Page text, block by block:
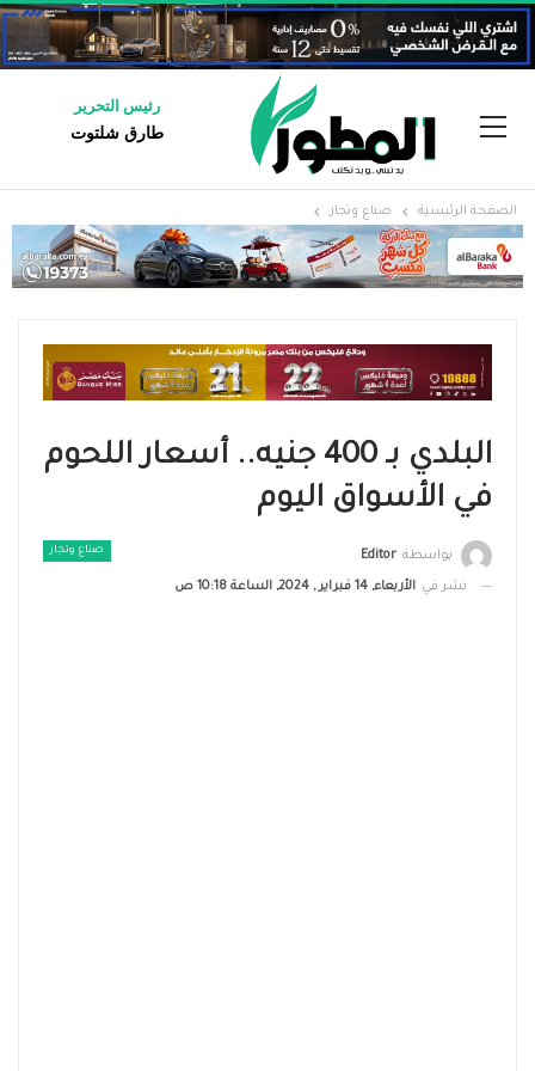
رئيس التحرير
طارق شلتوت
الصفحة الرئيسية صناع وتجار
البلدي بـ 400 جنيه.. أسعار اللحوم
في الأسواق اليوم
صناع وتجار بواسطة Editor
نشر في الأربعاء, 14 فبراير , 2024, الساعة 10:18 ص